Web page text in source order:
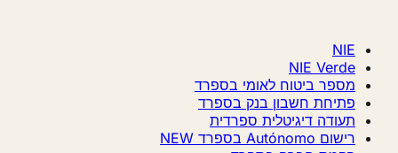
NIE
NIE Verde
מספר ביטוח לאומי בספרד
פתיחת חשבון בנק בספרד
תעודה דיגיטלית ספרדית
רישום Autónomo בספרד
NEW